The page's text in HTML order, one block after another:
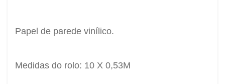
Papel de parede vinílico.
Medidas do rolo: 10 X 0,53M